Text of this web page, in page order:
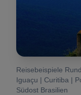
Reisebeispiele
Iguaçu | Curitiba |
Südost Brasilien